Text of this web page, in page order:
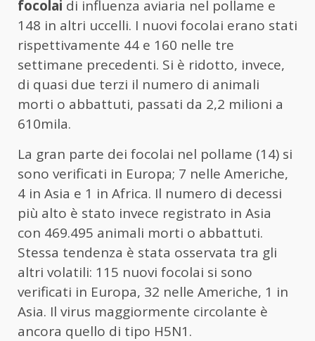
focolai di influenza aviaria nel pollame e
148 in altri uccelli. I nuovi focolai erano stati
rispettivamente 44 e 160 nelle tre
settimane precedenti. Si è ridotto, invece,
di quasi due terzi il numero di animali
morti o abbattuti, passati da 2,2 milioni a
610mila.
La gran parte dei focolai nel pollame (14) si
sono verificati in Europa; 7 nelle Americhe,
4 in Asia e 1 in Africa. Il numero di decessi
più alto è stato invece registrato in Asia
con 469.495 animali morti o abbattuti.
Stessa tendenza è stata osservata tra gli
altri volatili: 115 nuovi focolai si sono
verificati in Europa, 32 nelle Americhe, 1 in
Asia. Il virus maggiormente circolante è
ancora quello di tipo H5N1.